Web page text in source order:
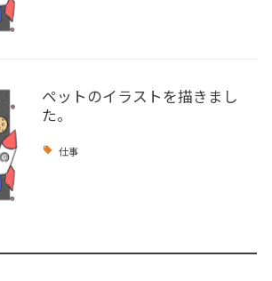
ペットのイラストを描きまし
た。
仕事